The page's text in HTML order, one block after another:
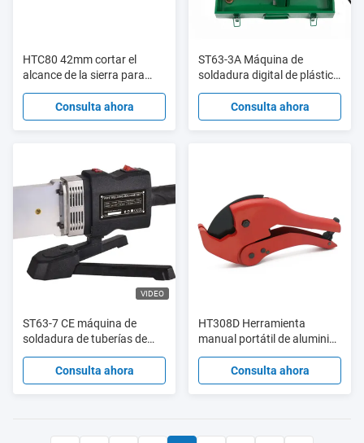
HTC80 42mm cortar el
alcance de la sierra para
cortar cortadores de tubería
de PVC con tarjeta de
ampollas
Consulta ahora
ST63-3A Máquina de
soldadura digital de plástico
HDPE de 20 mm a 63 mm de
800 W con protección
contra el
Consulta ahora
VIDEO
ST63-7 CE máquina de
soldadura de tuberías de
aleación de aluminio
plástico 2000W operación
automática
Consulta ahora
HT308D Herramienta
manual portátil de aluminio
SK5 cortador de tubos de 42
mm cortador de tubos de
plástico PPR
Consulta ahora